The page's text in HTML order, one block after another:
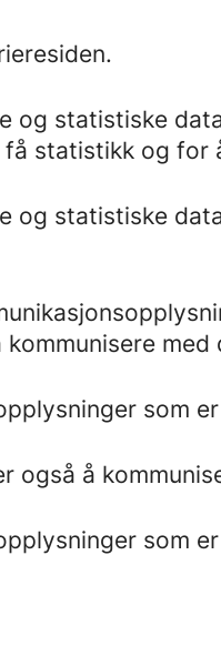
og statistiske
få statistikk og
og statistiske
som
å
som